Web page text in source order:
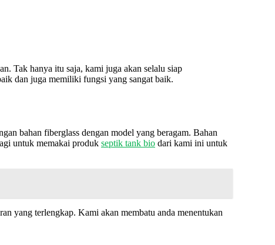
Tak hanya itu saja, kami juga akan selalu siap
dan juga memiliki fungsi yang sangat baik.
bahan fiberglass dengan model yang beragam. Bahan
untuk memakai produk septik tank bio dari kami ini untuk
yang terlengkap. Kami akan membatu anda menentukan